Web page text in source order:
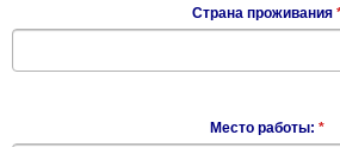
Страна проживания
Место работы: *